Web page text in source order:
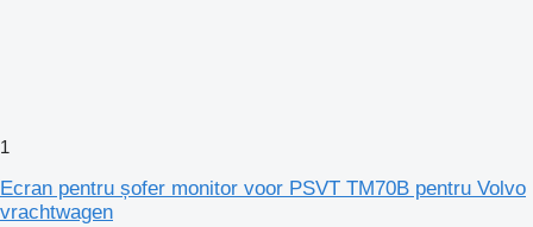
1
Ecran pentru șofer monitor voor PSVT TM70B pentru Volvo
vrachtwagen